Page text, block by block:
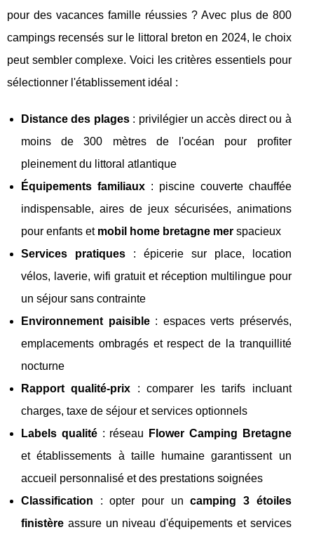
pour des vacances famille réussies ? Avec plus de 800
campings recensés sur le littoral breton en 2024, le choix
peut sembler complexe. Voici les critères essentiels pour
sélectionner l'établissement idéal :
Distance des plages: privilégier un accès direct ou à
moins de 300 mètres de l'océan pour profiter
pleinement du littoral atlantique
Équipements familiaux: piscine couverte chauffée
indispensable, aires de jeux sécurisées, animations
pour enfants et mobil home bretagne mer spacieux
Services pratiques: épicerie sur place, location
vélos, laverie, wifi gratuit et réception multilingue pour
un séjour sans contrainte
Environnement paisible: espaces verts préservés,
emplacements ombragés et respect de la tranquillité
nocturne
Rapport qualité-prix : comparer les tarifs incluant
charges, taxe de séjour et services optionnels
Labels qualité: réseau
Flower Camping Bretagne
et établissements à taille humaine garantissent un
accueil personnalisé et des prestations soignées
Classification : opter pour uncamping 3 étoiles
finistère assure un niveau d'équipements et services